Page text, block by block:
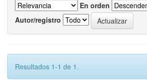
En orden
Autor/registro
Resultados 1-1 de 1.